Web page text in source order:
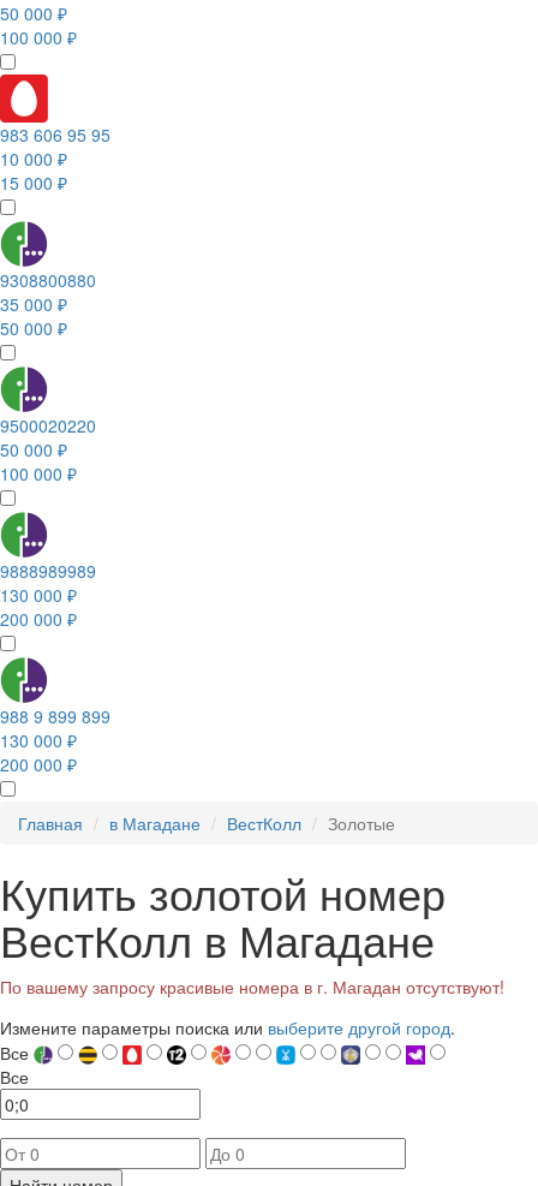
50 000 ₽
100 000 ₽
983 606 95 95
10 000 ₽
15 000 ₽
9308800880
35 000 ₽
50 000 ₽
9500020220
50 000 ₽
100 000 ₽
9888989989
130 000 ₽
200 000 ₽
988 9 899 899
130 000 ₽
200 000 ₽
Главная в Магадане ВестКолл Золотые
Купить золотой номер
ВестКолл в Магадане
По вашему запросу красивые номера в г. Магадан отсутствуют!
Измените параметры поиска или выберите другой город.
Все
Все